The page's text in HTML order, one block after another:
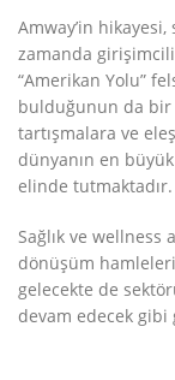
Amway’in
zamanda
“Amerikan Yolu”
bulduğunun da bir
tartışmalara ve
dünyanın en
elinde tutmaktadır.
Sağlık ve wellness
dönüşüm
gelecekte de
devam edecek